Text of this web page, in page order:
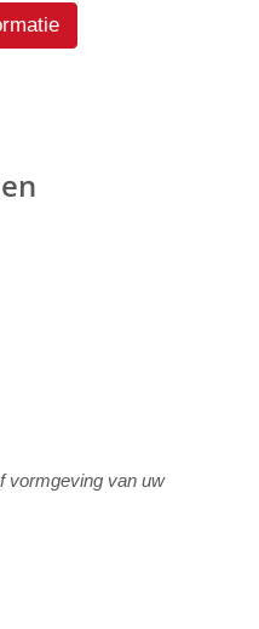
vormgeving van uw